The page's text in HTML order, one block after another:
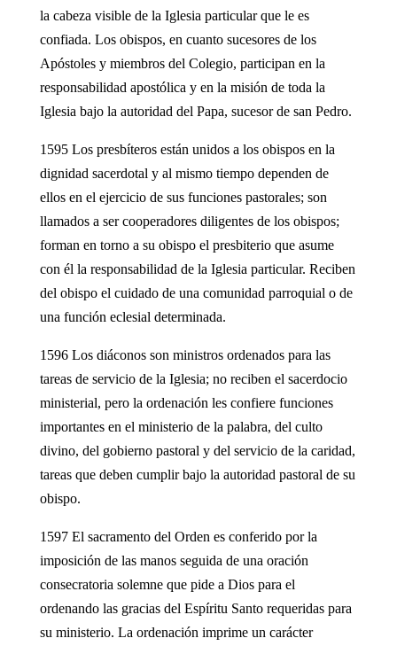
la cabeza visible de la Iglesia particular que le es
confiada. Los obispos, en cuanto sucesores de los
Apóstoles y miembros del Colegio, participan en la
responsabilidad apostólica y en la misión de toda la
Iglesia bajo la autoridad del Papa, sucesor de san Pedro.
1595 Los presbíteros están unidos a los obispos en la
dignidad sacerdotal y al mismo tiempo dependen de
ellos en el ejercicio de sus funciones pastorales; son
llamados a ser cooperadores diligentes de los obispos;
forman en torno a su obispo el presbiterio que asume
con él la responsabilidad de la Iglesia particular. Reciben
del obispo el cuidado de una comunidad parroquial o de
una función eclesial determinada.
1596 Los diáconos son ministros ordenados para las
tareas de servicio de la Iglesia; no reciben el sacerdocio
ministerial, pero la ordenación les confiere funciones
importantes en el ministerio de la palabra, del culto
divino, del gobierno pastoral y del servicio de la caridad,
tareas que deben cumplir bajo la autoridad pastoral de su
obispo.
1597 El sacramento del Orden es conferido por la
imposición de las manos seguida de una oración
consecratoria solemne que pide a Dios para el
ordenando las gracias del Espíritu Santo requeridas para
su ministerio. La ordenación imprime un carácter